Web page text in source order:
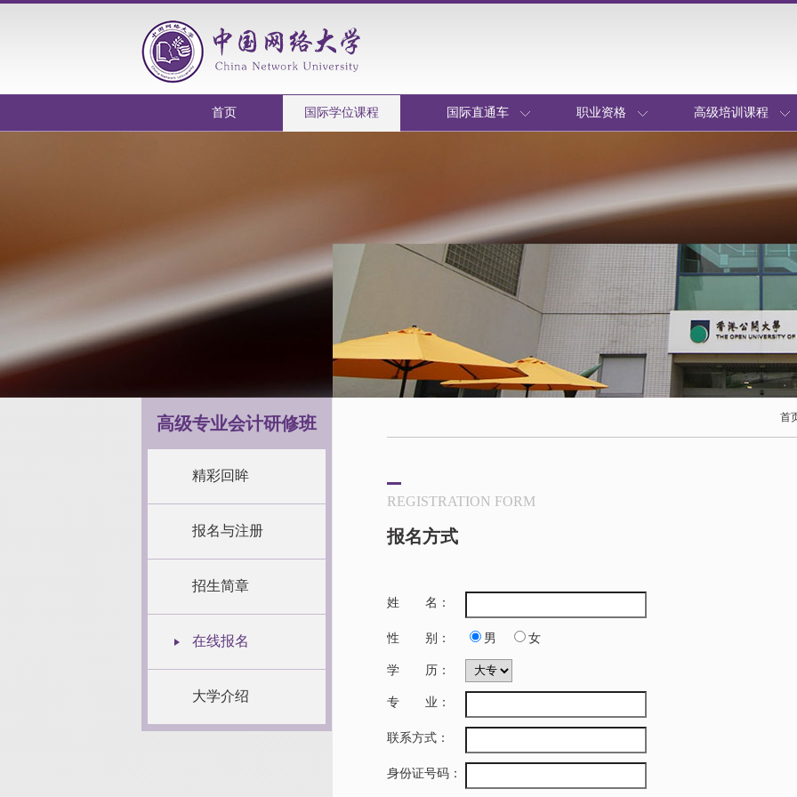
首页 国际学位课程 国际直通车 职业资格 高级培训课程
高级专业会计研修班
精彩回眸
报名与注册
招生简章
在线报名
大学介绍
首
REGISTRATION FORM
报名方式
姓 名：
性 别： 男 女
学 历：
专 业：
联系方式：
身份证号码：